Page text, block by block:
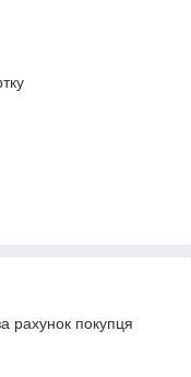
рахунок покупця